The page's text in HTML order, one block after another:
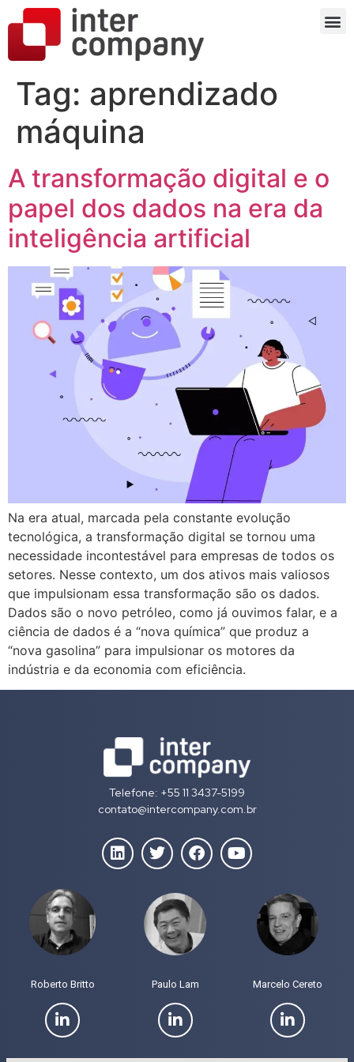
Tag: aprendizado
máquina
A transformação digital e o
papel dos dados na era da
inteligência artificial
Na era atual, marcada pela constante evolução
tecnológica, a transformação digital se tornou uma
necessidade incontestável para empresas de todos os
setores. Nesse contexto, um dos ativos mais valiosos
que impulsionam essa transformação são os dados.
Dados são o novo petróleo, como já ouvimos falar, e a
ciência de dados é a “nova química” que produz a
“nova gasolina” para impulsionar os motores da
indústria e da economia com eficiência.
Telefone: +55 11 3437-5199
contato@intercompany.com.br
Roberto Britto Paulo Lam Marcelo Cereto